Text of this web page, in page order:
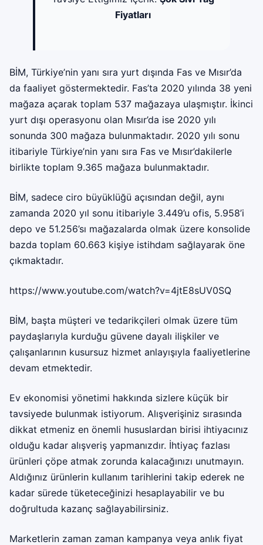
Fiyatları
BİM, Türkiye’nin yanı sıra yurt dışında Fas ve Mısır’da
da faaliyet göstermektedir. Fas’ta 2020 yılında 38 yeni
mağaza açarak toplam 537 mağazaya ulaşmıştır. İkinci
yurt dışı operasyonu olan Mısır’da ise 2020 yılı
sonunda 300 mağaza bulunmaktadır. 2020 yılı sonu
itibariyle Türkiye’nin yanı sıra Fas ve Mısır’dakilerle
birlikte toplam 9.365 mağaza bulunmaktadır.
BİM, sadece ciro büyüklüğü açısından değil, aynı
zamanda 2020 yıl sonu itibariyle 3.449’u ofis, 5.958’i
depo ve 51.256’sı mağazalarda olmak üzere konsolide
bazda toplam 60.663 kişiye istihdam sağlayarak öne
çıkmaktadır.
https://www.youtube.com/watch?v=4jtE8sUV0SQ
BİM, başta müşteri ve tedarikçileri olmak üzere tüm
paydaşlarıyla kurduğu güvene dayalı ilişkiler ve
çalışanlarının kusursuz hizmet anlayışıyla faaliyetlerine
devam etmektedir.
Ev ekonomisi yönetimi hakkında sizlere küçük bir
tavsiyede bulunmak istiyorum. Alışverişiniz sırasında
dikkat etmeniz en önemli hususlardan birisi ihtiyacınız
olduğu kadar alışveriş yapmanızdır. İhtiyaç fazlası
ürünleri çöpe atmak zorunda kalacağınızı unutmayın.
Aldığınız ürünlerin kullanım tarihlerini takip ederek ne
kadar sürede tüketeceğinizi hesaplayabilir ve bu
doğrultuda kazanç sağlayabilirsiniz.
Marketlerin zaman zaman kampanya veya anlık fiyat